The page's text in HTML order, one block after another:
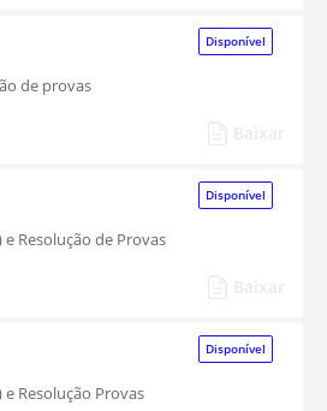
Disponível
de provas
Disponível
Resolução de Provas
Disponível
Resolução Provas